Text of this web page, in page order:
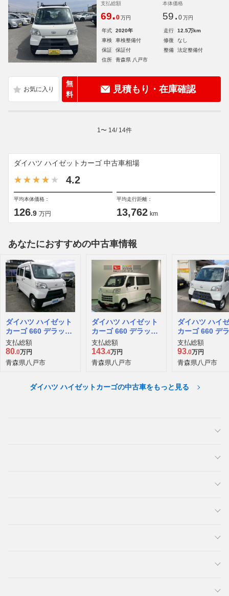
支払総額
69.0 万円
本体価格
59. 0 万円
年式 2020年 走行
12.5万km
車検
車検整備付 修復
なし
保証
保証付 整備
法定整備付
住所
青森県 八戸市
無
料
見積もり・在庫確認
1 〜 14/ 14件
ダイハツ ハイゼットカーゴ 中古車相場
4.2
平均本体価格：
126.9 万円
平均走行距離：
13,762 km
あなたにおすすめの中古車情報
ダイハツ ハイゼット
カーゴ 660 デラック
ス ハイルーフ 4WD
支払総額
80.0万円
青森県八戸市
ダイハツ ハイゼット
カーゴ 660 デラック
ス 4WD
支払総額
143.4万円
青森県八戸市
ダイハツ ハイ
カーゴ 660 デ
ス ハイルーフ
支払総額
93.0万円
青森県八戸市
ダイハツ ハイゼットカーゴの中古車をもっと見る